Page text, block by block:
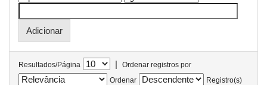
Resultados/Página |
Ordenar registros por
Ordenar
Registro(s)